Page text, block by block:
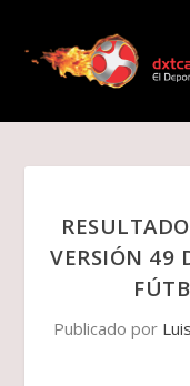
VERSIÓN 49
Publicado por